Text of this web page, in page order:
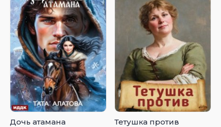
Дочь атамана Тетушка против